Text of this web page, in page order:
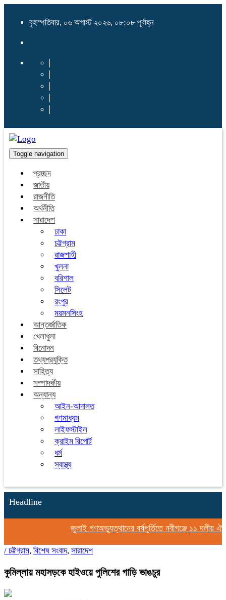
বৃহস্পতিবার, ০৬ অগাস্ট ২০২৬, ০৮:০৮ পূর্বাহ্ন
Toggle navigation
প্রচ্ছদ
জাতীয়
রাজনীতি
অর্থনীতি
সারাদেশ
ঢাকা
চট্টগ্রাম
রাজশাহী
খুলনা
বরিশাল
সিলেট
রংপুর
ময়মনসিংহ
আন্তর্জাতিক
খেলাধুলা
বিনোদন
তথ্যপ্রযুক্তি
সাহিত্য
সম্পাদকীয়
অন্যান্য
আইন-আদালত
গণমাধ্যম
লাইফস্টাইল
ক্রাইম রিপোর্ট
ধর্ম
স্বাস্থ্য
Headline
জুলাই গণঅভ্যুত্থানের বর্ষপূর্তিতে নবীগঞ্জে ১১ দলীয়
/ চট্টগ্রাম, বিশেষ সংবাদ, সারাদেশ
কুমিল্লায় মহাসড়কে হাইওয়ে পুলিশের গাড়ি ভাঙচুর